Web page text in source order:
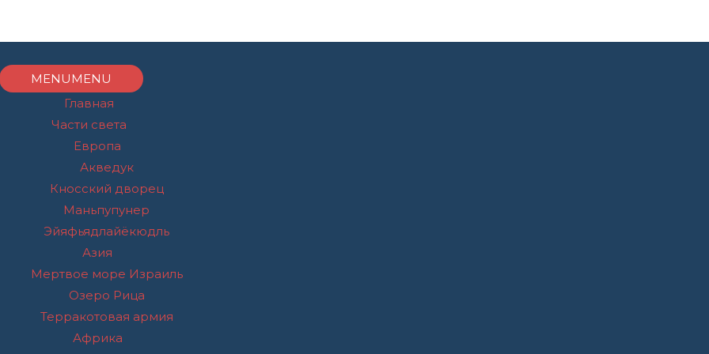
MENU MENU
Главная
Части света
Европа
Акведук
Кносский дворец
Маньпупунер
Эйяфьядлайёкюдль
Азия
Мертвое море Израиль
Озеро Рица
Терракотовая армия
Африка